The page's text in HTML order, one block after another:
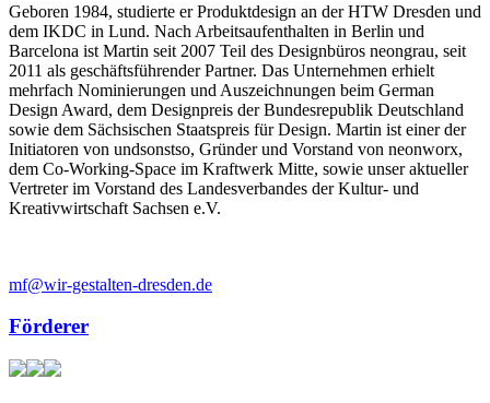
Geboren 1984, studierte er Produktdesign an der HTW Dresden und
dem IKDC in Lund. Nach Arbeitsaufenthalten in Berlin und
Barcelona ist Martin seit 2007 Teil des Designbüros neongrau, seit
2011 als geschäftsführender Partner. Das Unternehmen erhielt
mehrfach Nominierungen und Auszeichnungen beim German
Design Award, dem Designpreis der Bundesrepublik Deutschland
sowie dem Sächsischen Staatspreis für Design. Martin ist einer der
Initiatoren von undsonstso, Gründer und Vorstand von neonworx,
dem Co-Working-Space im Kraftwerk Mitte, sowie unser aktueller
Vertreter im Vorstand des Landesverbandes der Kultur- und
Kreativwirtschaft Sachsen e.V.
mf@wir-gestalten-dresden.de
Förderer